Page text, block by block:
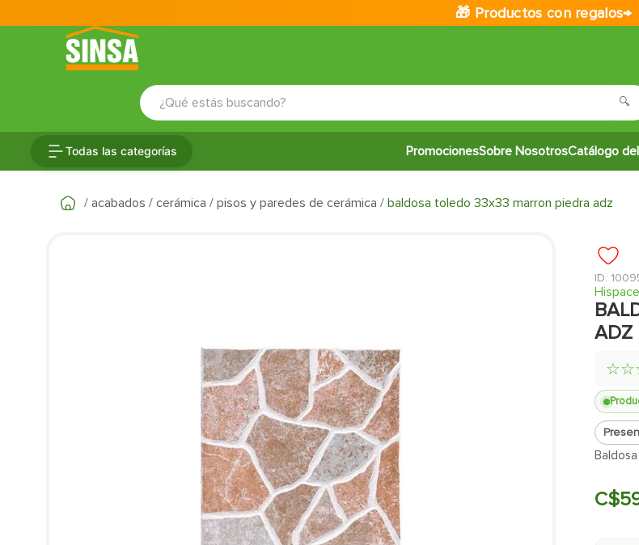
🎁 Productos con regalos→
¿Qué estás buscando?
Todas las categorías PromocionesSobre NosotrosCatálogo
acabados cerámica pisos y paredes de cerámica baldosa toledo 33x33 marron piedra adz
:
ADZ
☆☆
C$